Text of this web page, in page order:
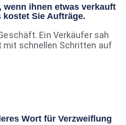
wenn ihnen etwas verkauft
Sie Aufträge.
Ein Verkäufer sah
mit schnellen Schritten auf
Wort für Verzweiflung